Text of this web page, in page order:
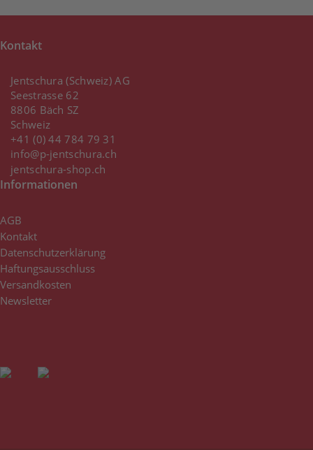
Kontakt
Jentschura (Schweiz) AG
Seestrasse 62
8806 Bäch SZ
Schweiz
+41 (0) 44 784 79 31
info@p-jentschura.ch
jentschura-shop.ch
Informationen
AGB
Kontakt
Datenschutzerklärung
Haftungsausschluss
Versandkosten
Newsletter